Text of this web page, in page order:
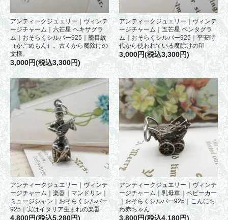
アンティークジュエリー｜ヴィンテ
ージチャーム｜六芒星 ヘキサグラ
ム｜おそらくシルバー925｜籠目紋
（かごめもん）。古くから魔除けの
文様。
3,000円(税込3,300円)
アンティークジュエリー｜ヴィンテ
ージチャーム｜五芒星 ペンタグラ
ム｜おそらくシルバー925｜平安時
代から使われている魔除けの印
3,000円(税込3,300円)
アンティークジュエリー｜ヴィンテ
ージチャーム｜楽器｜マンドリン｜
ミュージシャン｜おそらくシルバー
925｜実はイタリア生まれの楽器
4,800円(税込5,280円)
アンティークジュエリー｜ヴィンテ
ージチャーム｜乳母車｜ベビーカー
｜おそらくシルバー925｜こんにち
わ赤ちゃん
3,800円(税込4,180円)